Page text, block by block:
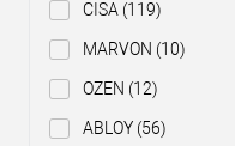
CISA (119)
MARVON (10)
OZEN (12)
ABLOY (56)